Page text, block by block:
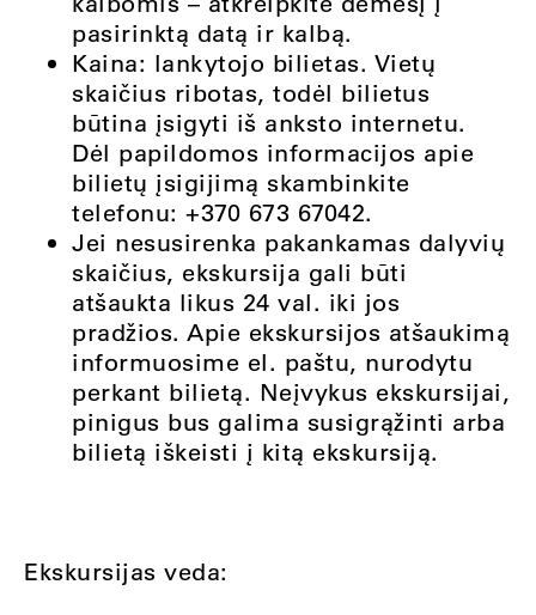
pasirinktą datą ir kalbą.
Kaina: lankytojo bilietas. Vietų
skaičius ribotas, todėl bilietus
būtina įsigyti iš anksto internetu.
Dėl papildomos informacijos apie
bilietų įsigijimą skambinkite
telefonu: +370 673 67042.
Jei nesusirenka pakankamas dalyvių
skaičius, ekskursija gali būti
atšaukta likus 24 val. iki jos
pradžios. Apie ekskursijos atšaukimą
informuosime el. paštu, nurodytu
perkant bilietą. Neįvykus ekskursijai,
pinigus bus galima susigrąžinti arba
bilietą iškeisti į kitą ekskursiją.
Ekskursijas veda: